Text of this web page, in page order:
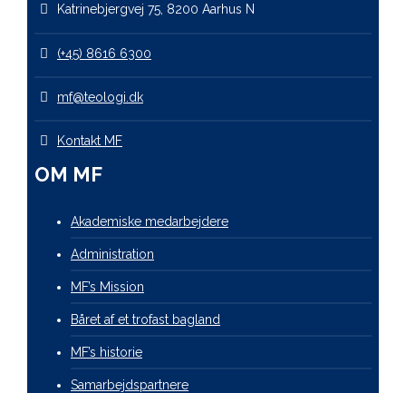
Katrinebjergvej 75, 8200 Aarhus N
(+45) 8616 6300
mf@teologi.dk
Kontakt MF
OM MF
Akademiske medarbejdere
Administration
MF’s Mission
Båret af et trofast bagland
MF’s historie
Samarbejdspartnere